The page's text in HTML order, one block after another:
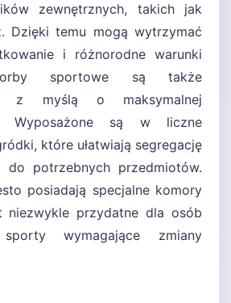
zewnętrznych, takich jak
Dzięki temu mogą wytrzymać
i różnorodne warunki
sportowe są także
z myślą o maksymalnej
Wyposażone są w liczne
które ułatwiają segregację
potrzebnych przedmiotów.
posiadają specjalne komory
niezwykle przydatne dla osób
sporty wymagające zmiany